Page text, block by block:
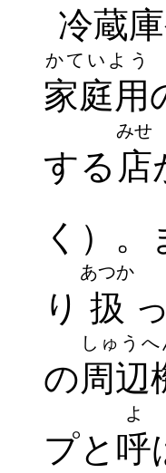
冷蔵庫
家庭用
かていよう
する店
みせ
く） 。
り 扱
あつか
の周辺
しゅうへ
プと呼
よ